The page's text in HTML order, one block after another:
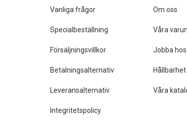
Vanliga frågor
Specialbeställning
Försäljningsvillkor
Betalningsalternativ
Leveransalternativ
Integritetspolicy
Om oss
Våra
Jobba
Hållbarhet
Våra